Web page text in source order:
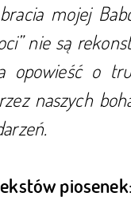
mojej
nie są
opowieść o
naszych